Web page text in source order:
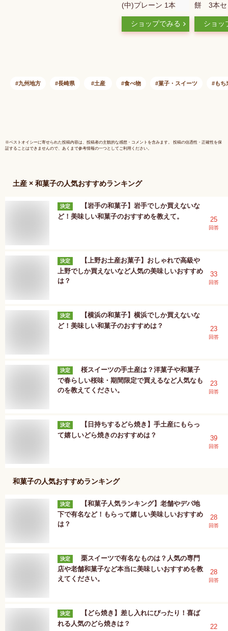
(中)プレーン 1本
ショップでみる
餅 3本セ
島 伊達
ころ餅
しい味
ショッ
九州地方 長崎県 土産 食べ物 菓子・スイーツ もち
※ベストオイシーに寄せられた投稿内容は、投稿者の主観的な感想・コメントを含みます。 投稿の信憑性・正確性を保
証することはできませんので、あくまで参考情報の一つとしてご利用ください。
土産 × 和菓子の人気おすすめランキング
決定
【岩手の和菓子】岩手でしか買えないな
ど！美味しい和菓子のおすすめを教えて。
25
回答
決定
【上野お土産お菓子】おしゃれで高級や
上野でしか買えないなど人気の美味しいおすすめ
は？
33
回答
決定
【横浜の和菓子】横浜でしか買えないな
ど！美味しい和菓子のおすすめは？
23
回答
決定
桜スイーツの手土産は？洋菓子や和菓子
で春らしい桜味・期間限定で買えるなど人気なも
のを教えてください。
23
回答
決定
【日持ちするどら焼き】手土産にもらっ
て嬉しいどら焼きのおすすめは？
39
回答
和菓子の人気おすすめランキング
決定
【和菓子人気ランキング】老舗やデパ地
下で有名など！もらって嬉しい美味しいおすすめ
は？
28
回答
決定
栗スイーツで有名なものは？人気の専門
店や老舗和菓子など本当に美味しいおすすめを教
えてください。
28
回答
決定
【どら焼き】差し入れにぴったり！喜ば
れる人気のどら焼きは？
22